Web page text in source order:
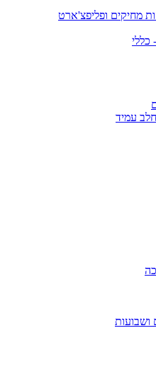
מחיקים ופליפצ'ארט
עמיד
ושבועות